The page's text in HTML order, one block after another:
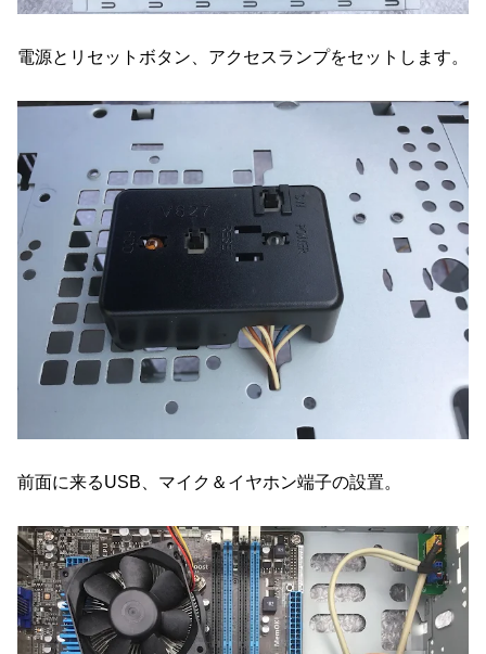
電源とリセットボタン、アクセスランプをセットします。
前面に来るUSB、マイク＆イヤホン端子の設置。